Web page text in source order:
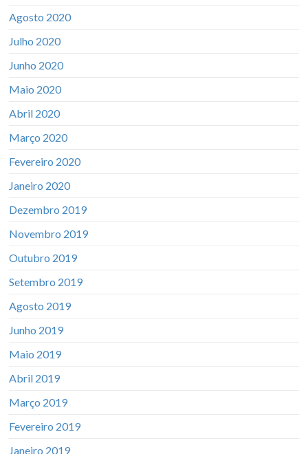
Agosto 2020
Julho 2020
Junho 2020
Maio 2020
Abril 2020
Março 2020
Fevereiro 2020
Janeiro 2020
Dezembro 2019
Novembro 2019
Outubro 2019
Setembro 2019
Agosto 2019
Junho 2019
Maio 2019
Abril 2019
Março 2019
Fevereiro 2019
Janeiro 2019